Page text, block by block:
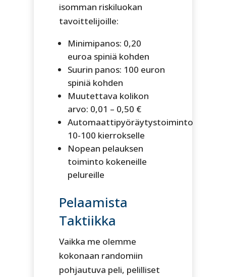
isomman riskiluokan
tavoittelijoille:
Minimipanos: 0,20
euroa spiniä kohden
Suurin panos: 100 euron
spiniä kohden
Muutettava kolikon
arvo: 0,01 – 0,50 €
Automaattipyöräytystoiminto
10-100 kierrokselle
Nopean pelauksen
toiminto kokeneille
pelureille
Pelaamista
Taktiikka
Vaikka me olemme
kokonaan randomiin
pohjautuva peli, pelilliset